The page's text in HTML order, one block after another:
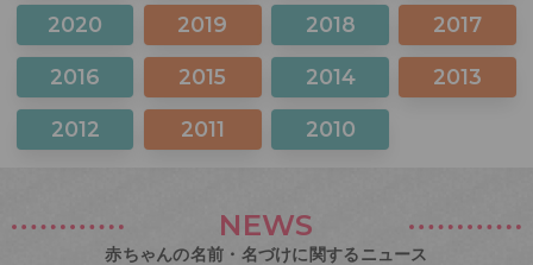
2020 2019 2018 2017
2016 2015 2014 2013
2012 2011 2010
NEWS
赤ちゃんの名前・名づけに関するニュース